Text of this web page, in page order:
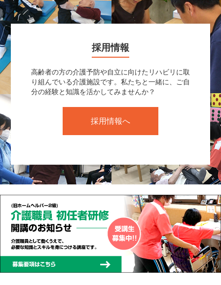
採用情報
高齢者の方の介護予防や自立に向けたリハビリに取
り組んでいる介護施設です。私たちと一緒に、ご自
分の経験と知識を活かしてみませんか？
採用情報へ